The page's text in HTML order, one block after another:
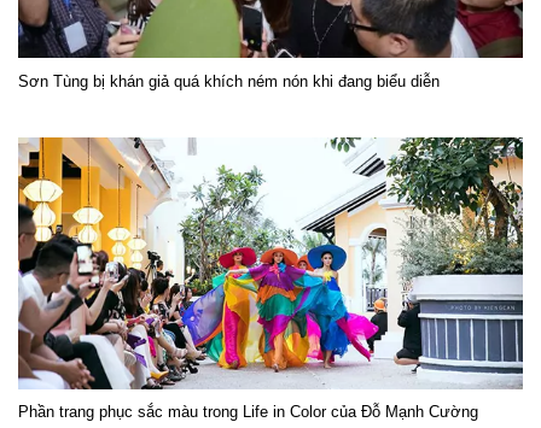
Sơn Tùng bị khán giả quá khích ném nón khi đang biểu diễn
Phần trang phục sắc màu trong Life in Color của Đỗ Mạnh Cường